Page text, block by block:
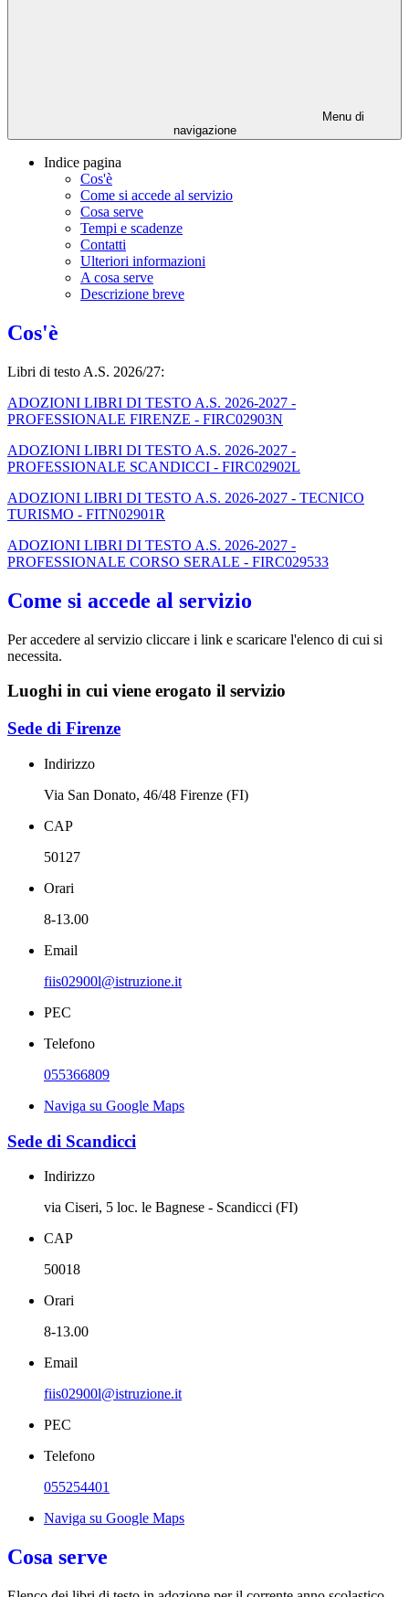
Menu di
navigazione
Indice pagina
Cos'è
Come si accede al servizio
Cosa serve
Tempi e scadenze
Contatti
Ulteriori informazioni
A cosa serve
Descrizione breve
Cos'è
Libri di testo A.S. 2026/27:
ADOZIONI LIBRI DI TESTO A.S. 2026-2027 -
PROFESSIONALE FIRENZE - FIRC02903N
ADOZIONI LIBRI DI TESTO A.S. 2026-2027 -
PROFESSIONALE SCANDICCI - FIRC02902L
ADOZIONI LIBRI DI TESTO A.S. 2026-2027 - TECNICO
TURISMO - FITN02901R
ADOZIONI LIBRI DI TESTO A.S. 2026-2027 -
PROFESSIONALE CORSO SERALE - FIRC029533
Come si accede al servizio
Per accedere al servizio cliccare i link e scaricare l'elenco di cui si
necessita.
Luoghi in cui viene erogato il servizio
Sede di Firenze
Indirizzo
Via San Donato, 46/48 Firenze (FI)
CAP
50127
Orari
8-13.00
Email
fiis02900l@istruzione.it
PEC
Telefono
055366809
Naviga su Google Maps
Sede di Scandicci
Indirizzo
via Ciseri, 5 loc. le Bagnese - Scandicci (FI)
CAP
50018
Orari
8-13.00
Email
fiis02900l@istruzione.it
PEC
Telefono
055254401
Naviga su Google Maps
Cosa serve